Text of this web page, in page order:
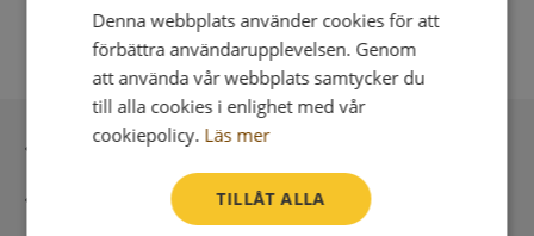
Secure payment with stripe
Direct digital delivery
Denna webbplats använder cookies för att
förbättra användarupplevelsen. Genom
att använda vår webbplats samtycker du
till alla cookies i enlighet med vår
cookiepolicy. Läs mer
TILLÅT ALLA